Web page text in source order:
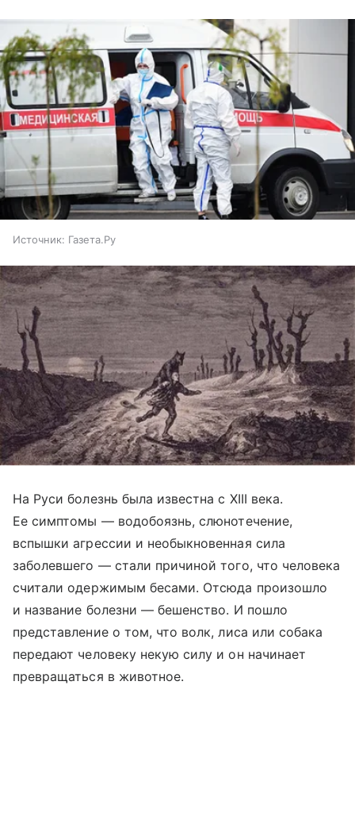
Источник: Газета.Ру
На Руси болезнь была известна с XIII века.
Ее симптомы — водобоязнь, слюнотечение,
вспышки агрессии и необыкновенная сила
заболевшего — стали причиной того, что человека
считали одержимым бесами. Отсюда произошло
и название болезни — бешенство. И пошло
представление о том, что волк, лиса или собака
передают человеку некую силу и он начинает
превращаться в животное.